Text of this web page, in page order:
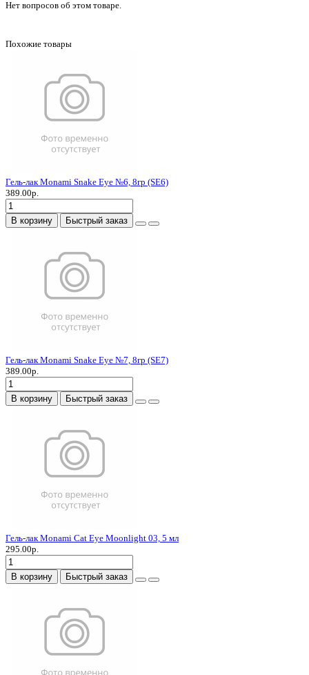
Нет вопросов об этом товаре.
Похожие товары
Гель-лак Monami Snake Eye №6, 8гр (SE6)
389.00р.
В корзину Быстрый заказ
Гель-лак Monami Snake Eye №7, 8гр (SE7)
389.00р.
В корзину Быстрый заказ
Гель-лак Monami Cat Eye Moonlight 03, 5 мл
295.00р.
В корзину Быстрый заказ